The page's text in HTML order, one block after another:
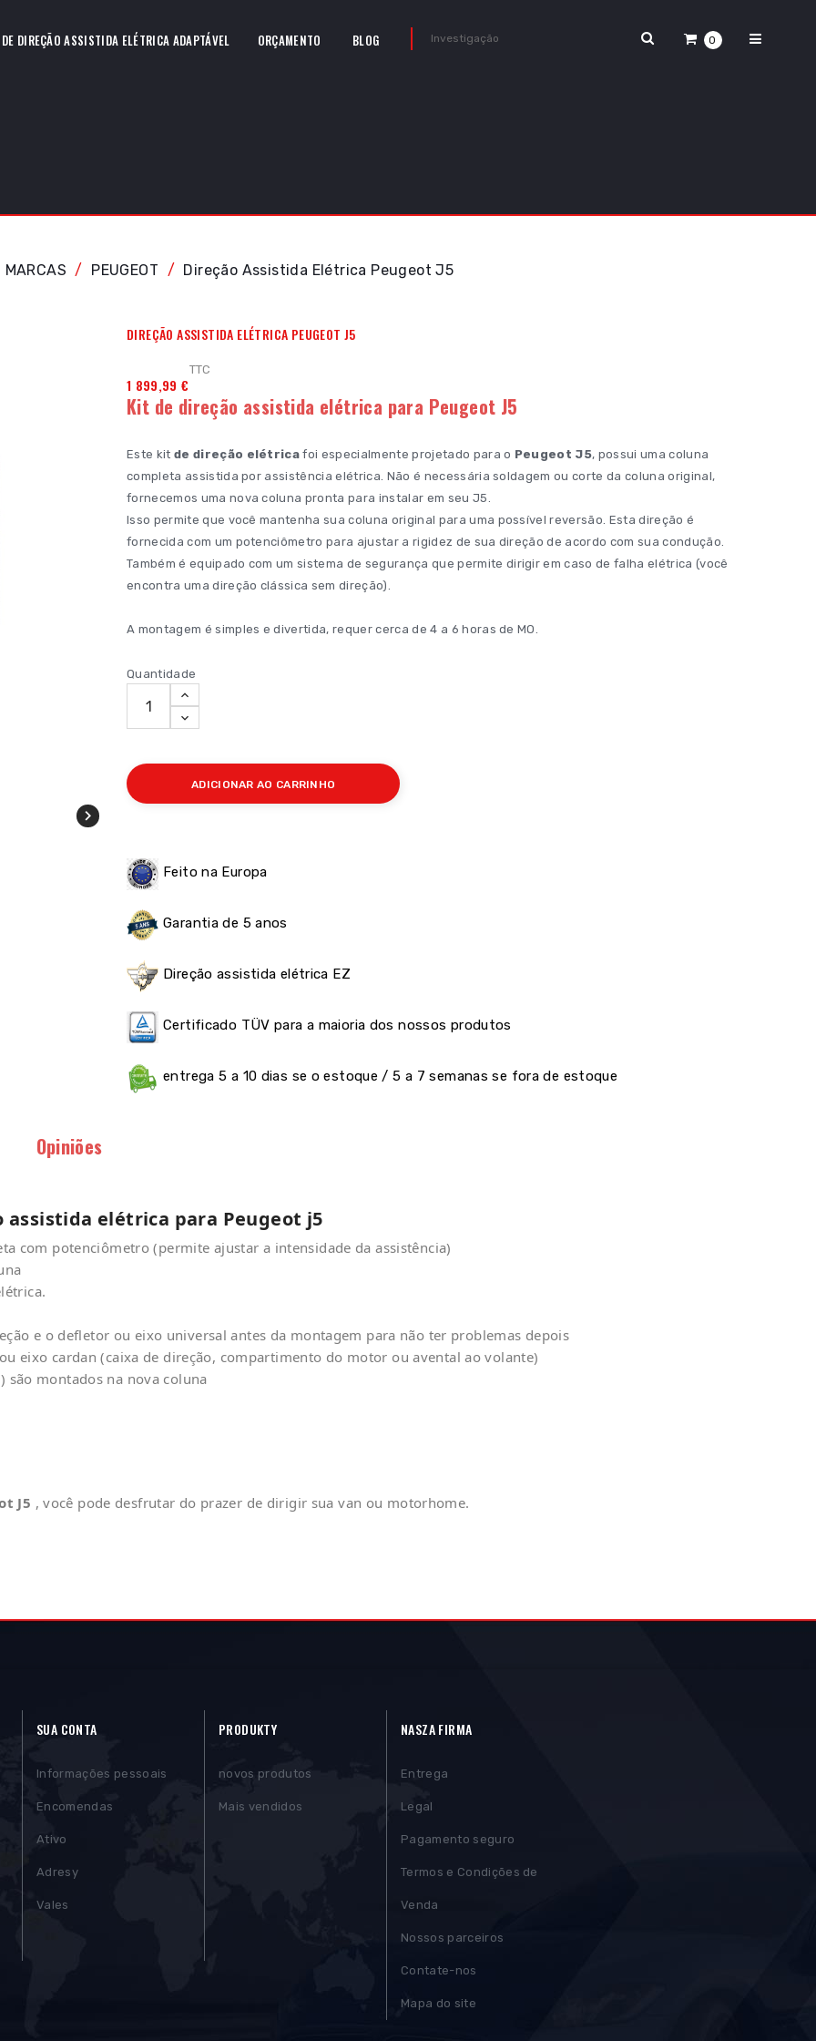
0
DIREÇÃO ASSISTIDA ELÉTRICA ADAPTÁVEL ORÇAMENTO BLOG
MARCAS PEUGEOT Direção Assistida Elétrica Peugeot J5

DIREÇÃO ASSISTIDA ELÉTRICA PEUGEOT J5
1 899,99 €
TTC
Kit de direção assistida elétrica para Peugeot J5
Este kit de direção elétrica foi especialmente projetado para o Peugeot J5, possui uma coluna
completa assistida por assistência elétrica. Não é necessária soldagem ou corte da coluna original,
fornecemos uma nova coluna pronta para instalar em seu J5.
Isso permite que você mantenha sua coluna original para uma possível reversão. Esta direção é
fornecida com um potenciômetro para ajustar a rigidez de sua direção de acordo com sua condução.
Também é equipado com um sistema de segurança que permite dirigir em caso de falha elétrica (você
encontra uma direção clássica sem direção).
A montagem é simples e divertida, requer cerca de 4 a 6 horas de MO.
Quantidade
ADICIONAR AO CARRINHO
Feito na Europa
Garantia de 5 anos
Direção assistida elétrica EZ
Certificado TÜV para a maioria dos nossos produtos
entrega 5 a 10 dias se o estoque / 5 a 7 semanas se fora de estoque
Opiniões
assistida elétrica para Peugeot j5
com potenciômetro (permite ajustar a intensidade da assistência)
e o defletor ou eixo universal antes da montagem para não ter problemas depois
eixo cardan (caixa de direção, compartimento do motor ou avental ao volante)
são montados na nova coluna
J5 , você pode desfrutar do prazer de dirigir sua van ou motorhome.
SUA CONTA
Informações pessoais
Encomendas
Ativo
Adresy
Vales
PRODUKTY
novos produtos
Mais vendidos
NASZA FIRMA
Entrega
Legal
Pagamento seguro
Termos e Condições de
Venda
Nossos parceiros
Contate-nos
Mapa do site